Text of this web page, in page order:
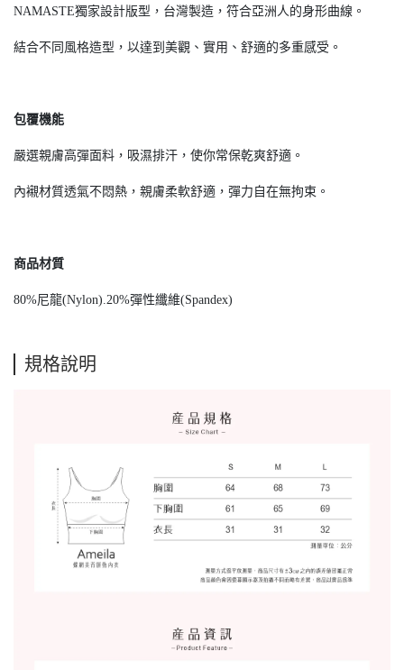
NAMASTE獨家設計版型，台灣製造，符合亞洲人的身形曲線。
結合不同風格造型，以達到美觀、實用、舒適的多重感受。
包覆機能
嚴選親膚高彈面料，吸濕排汗，使你常保乾爽舒適。
內襯材質透氣不悶熱，親膚柔軟舒適，彈力自在無拘束。
商品材質
80%尼龍(Nylon).20%彈性纖維(Spandex)
規格說明